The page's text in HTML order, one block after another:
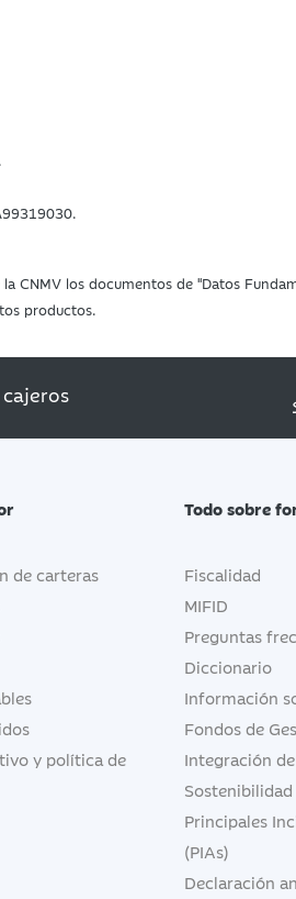
CNMV los documentos de "Datos
productos.
de carteras
y política de
Todo sobre
Fiscalidad
MIFID
Preguntas
Diccionario
Información
Fondos de
Integración
Sostenibilidad
Principales
(PIAs)
Declaración